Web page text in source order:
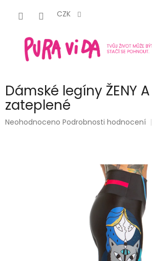
CZK
Dámské legíny ŽENY A
zateplené
Průměrné
Neohodnoceno Podrobnosti hodnocení